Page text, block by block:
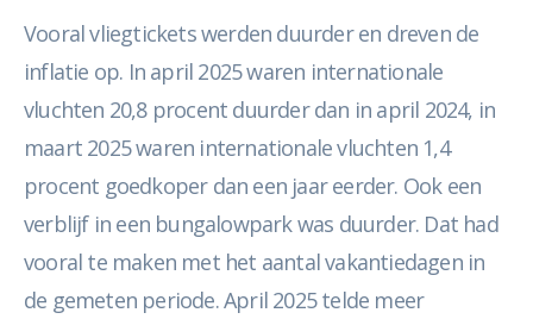
Vooral vliegtickets werden duurder en dreven de
inflatie op. In april 2025 waren internationale
vluchten 20,8 procent duurder dan in april 2024, in
maart 2025 waren internationale vluchten 1,4
procent goedkoper dan een jaar eerder. Ook een
verblijf in een bungalowpark was duurder. Dat had
vooral te maken met het aantal vakantiedagen in
de gemeten periode. April 2025 telde meer